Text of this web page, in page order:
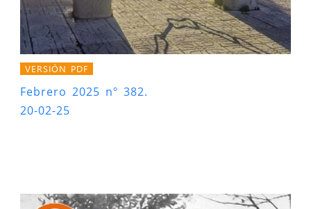
VERSIÓN PDF
Febrero 2025 nº 382.
20-02-25